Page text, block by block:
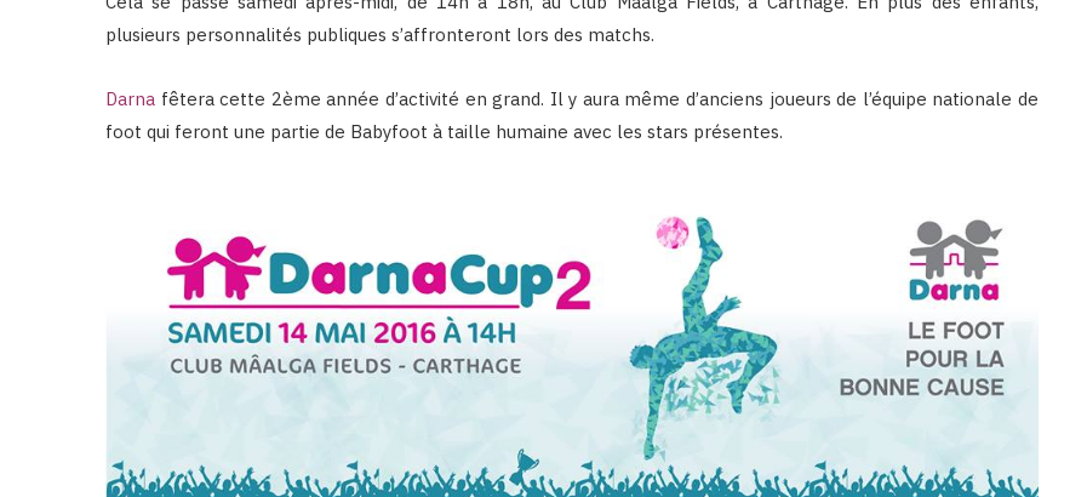
plusieurs personnalités publiques s’affronteront lors des matchs.
Darna fêtera cette 2ème année d’activité en grand. Il y aura même d’anciens joueurs de l’équipe nationale de
foot qui feront une partie de Babyfoot à taille humaine avec les stars présentes.